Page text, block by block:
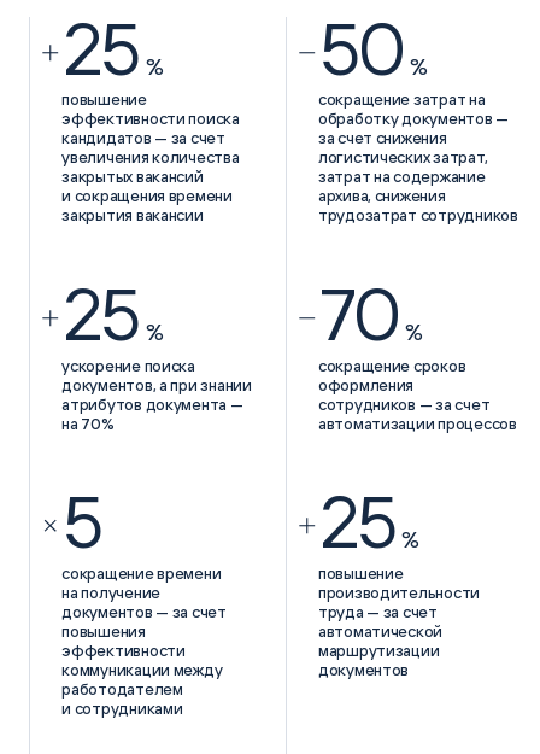
25 %
повышение
эффективности поиска
кандидатов — за счет
увеличения количества
закрытых вакансий
и сокращения времени
закрытия вакансии
50 %
сокращение затрат на
обработку документов —
за счет снижения
логистических затрат,
затрат на содержание
архива, снижения
трудозатрат сотрудников
25 %
ускорение поиска
документов, а при знании
атрибутов документа —
на 70%
70 %
сокращение сроков
оформления
сотрудников — за счет
автоматизации процессов
5
сокращение времени
на получение
документов — за счет
повышения
эффективности
коммуникации между
работодателем
и сотрудниками
25 %
повышение
производительности
труда — за счет
автоматической
маршрутизации
документов